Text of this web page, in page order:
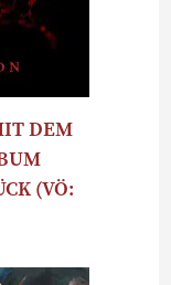
DEM
(VÖ: